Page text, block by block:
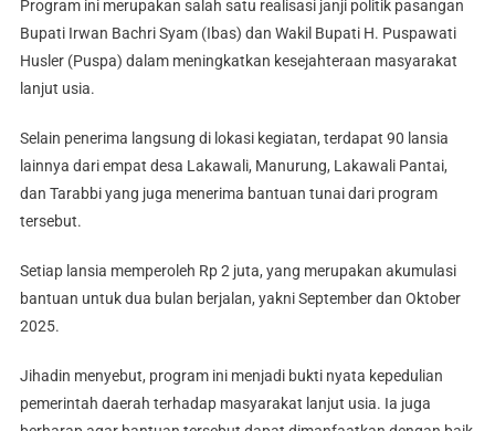
Program ini merupakan salah satu realisasi janji politik pasangan
Bupati Irwan Bachri Syam (Ibas) dan Wakil Bupati H. Puspawati
Husler (Puspa) dalam meningkatkan kesejahteraan masyarakat
lanjut usia.
Selain penerima langsung di lokasi kegiatan, terdapat 90 lansia
lainnya dari empat desa Lakawali, Manurung, Lakawali Pantai,
dan Tarabbi yang juga menerima bantuan tunai dari program
tersebut.
Setiap lansia memperoleh Rp 2 juta, yang merupakan akumulasi
bantuan untuk dua bulan berjalan, yakni September dan Oktober
2025.
Jihadin menyebut, program ini menjadi bukti nyata kepedulian
pemerintah daerah terhadap masyarakat lanjut usia. Ia juga